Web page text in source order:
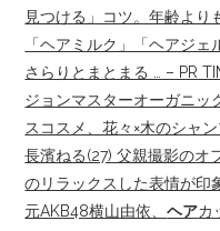
見つける」コツ。年齢より
「ヘアミルク」「ヘアジ
さらりとまとまる … – PR
ジョンマスターオーガニッ
スコスメ、花々×木のシャ
長濱ねる(27) 父親撮影のオ
のリラックスした表情が印
元AKB48横山由依、ヘアカ